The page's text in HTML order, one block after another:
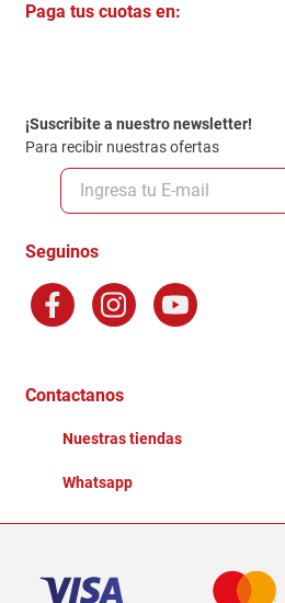
Trabaja con Nosotros
Crédito Directo
Politica de Privacidad
Políticas y condiciones GiftCard
Formas de Pago
Terminos y Condiciones
Factura Electronica
Ganadores - Promociones
Paga tus cuotas en:
¡Suscribite a nuestro newsletter!
Para recibir nuestras ofertas
Seguinos
Contactanos
Nuestras tiendas
Whatsapp